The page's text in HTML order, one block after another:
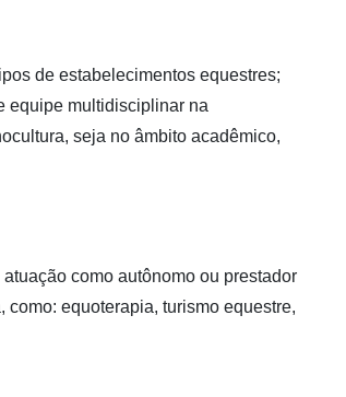
de estabelecimentos equestres;
equipe multidisciplinar na
seja no âmbito acadêmico,
como autônomo ou prestador
equoterapia, turismo equestre,